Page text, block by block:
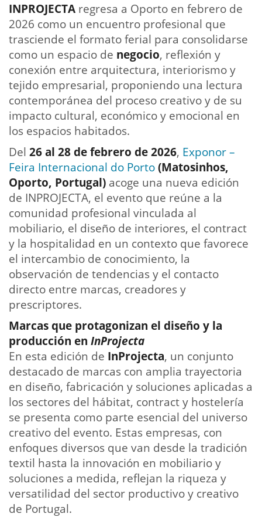
INPROJECTA regresa a Oporto en febrero de
2026 como un encuentro profesional que
trasciende el formato ferial para consolidarse
como un espacio de negocio, reflexión y
conexión entre arquitectura, interiorismo y
tejido empresarial, proponiendo una lectura
contemporánea del proceso creativo y de su
impacto cultural, económico y emocional en
los espacios habitados.
Del 26 al 28 de febrero de 2026, Exponor –
Feira Internacional do Porto(Matosinhos,
Oporto, Portugal) acoge una nueva edición
de INPROJECTA, el evento que reúne a la
comunidad profesional vinculada al
mobiliario, el diseño de interiores, el contract
y la hospitalidad en un contexto que favorece
el intercambio de conocimiento, la
observación de tendencias y el contacto
directo entre marcas, creadores y
prescriptores.
Marcas que protagonizan el diseño y la
producción en InProjecta
En esta edición de InProjecta, un conjunto
destacado de marcas con amplia trayectoria
en diseño, fabricación y soluciones aplicadas a
los sectores del hábitat, contract y hostelería
se presenta como parte esencial del universo
creativo del evento. Estas empresas, con
enfoques diversos que van desde la tradición
textil hasta la innovación en mobiliario y
soluciones a medida, reflejan la riqueza y
versatilidad del sector productivo y creativo
de Portugal.